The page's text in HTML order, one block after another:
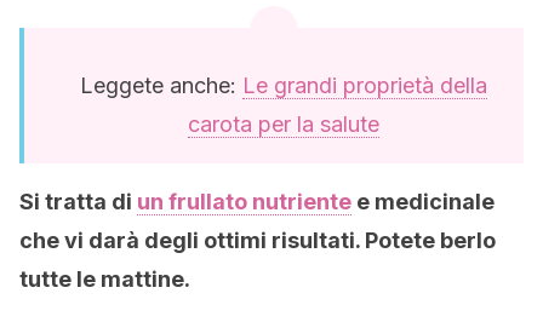
Leggete anche: Le grandi proprietà della
carota per la salute
Si tratta di un frullato nutriente e medicinale
che vi darà degli ottimi risultati. Potete berlo
tutte le mattine.